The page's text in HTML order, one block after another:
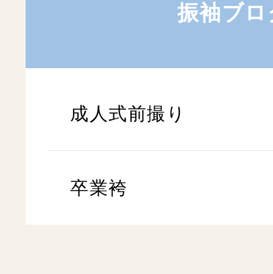
振袖ブロ
成人式前撮り
卒業袴